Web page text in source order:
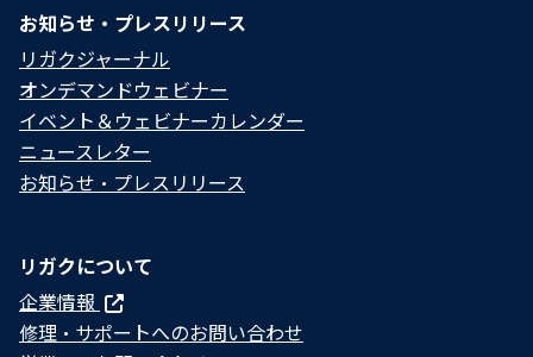
お知らせ・プレスリリース
リガクジャーナル
オンデマンドウェビナー
イベント＆ウェビナーカレンダー
ニュースレター
お知らせ・プレスリリース
リガクについて
企業情報
修理・サポートへのお問い合わせ